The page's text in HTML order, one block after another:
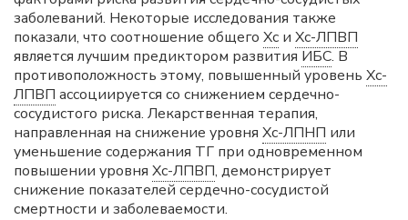
заболеваний. Некоторые исследования также
показали, что соотношение общего Хс и Хс-ЛПВП
является лучшим предиктором развития ИБС. В
противоположность этому, повышенный уровень Хс-
ЛПВП ассоциируется со снижением сердечно-
сосудистого риска. Лекарственная терапия,
направленная на снижение уровня Хс-ЛПНП или
уменьшение содержания ТГ при одновременном
повышении уровня Хс-ЛПВП, демонстрирует
снижение показателей сердечно-сосудистой
смертности и заболеваемости.